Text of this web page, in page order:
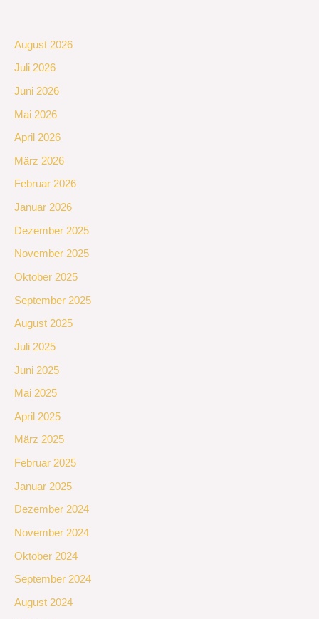
August 2026
Juli 2026
Juni 2026
Mai 2026
April 2026
März 2026
Februar 2026
Januar 2026
Dezember 2025
November 2025
Oktober 2025
September 2025
August 2025
Juli 2025
Juni 2025
Mai 2025
April 2025
März 2025
Februar 2025
Januar 2025
Dezember 2024
November 2024
Oktober 2024
September 2024
August 2024